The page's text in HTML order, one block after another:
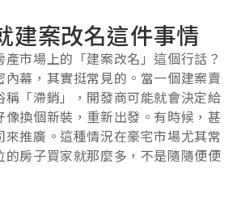
建案改名這件事情
市場上的「建案改名」這個行話？
內幕，其實挺常見的。當一個建案賣
稱「滯銷」，開發商可能就會決定給
像換個新裝，重新出發。有時候，甚
來推廣。這種情況在豪宅市場尤其常
的房子買家就那麼多，不是隨隨便便